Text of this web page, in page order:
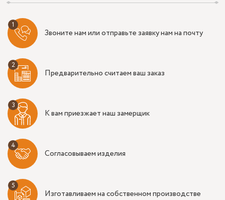
Звоните нам или отправьте заявку нам на почту
Предварительно считаем ваш заказ
К вам приезжает наш замерщик
Согласовываем изделия
Изготавливаем на собственном производстве